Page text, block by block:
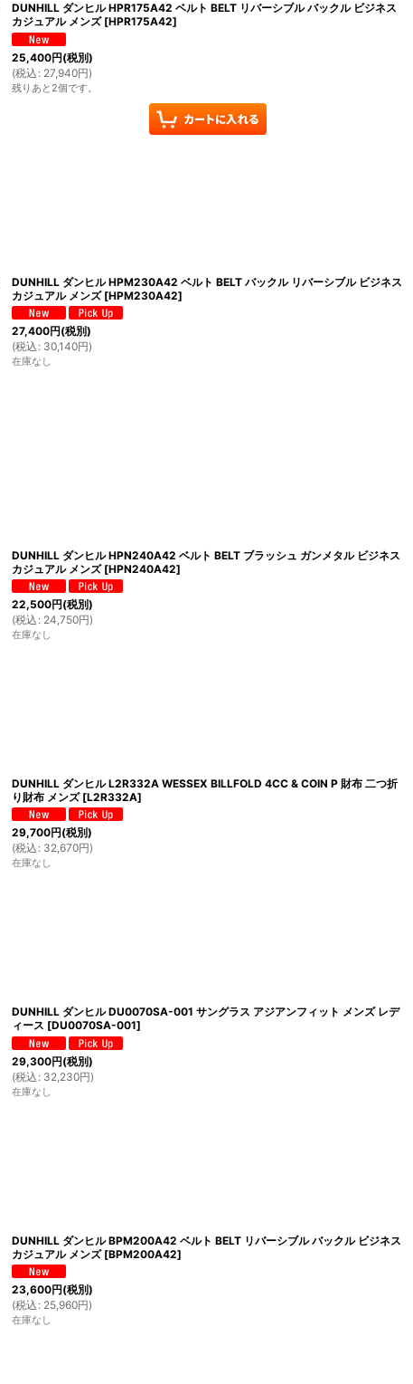
DUNHILL ダンヒル HPR175A42 ベルト BELT リバーシブル バックル ビジネス
カジュアル メンズ [HPR175A42]
25,400円(税別)
(税込 : 27,940円)
残りあと2個です。
DUNHILL ダンヒル HPM230A42 ベルト BELT バックル リバーシブル ビジネス
カジュアル メンズ [HPM230A42]
27,400円(税別)
(税込 : 30,140円)
在庫なし
DUNHILL ダンヒル HPN240A42 ベルト BELT ブラッシュ ガンメタル ビジネス
カジュアル メンズ [HPN240A42]
22,500円(税別)
(税込 : 24,750円)
在庫なし
DUNHILL ダンヒル L2R332A WESSEX BILLFOLD 4CC & COIN P 財布 二つ折
り財布 メンズ [L2R332A]
29,700円(税別)
(税込 : 32,670円)
在庫なし
DUNHILL ダンヒル DU0070SA-001 サングラス アジアンフィット メンズ レデ
ィース [DU0070SA-001]
29,300円(税別)
(税込 : 32,230円)
在庫なし
DUNHILL ダンヒル BPM200A42 ベルト BELT リバーシブル バックル ビジネス
カジュアル メンズ [BPM200A42]
23,600円(税別)
(税込 : 25,960円)
在庫なし